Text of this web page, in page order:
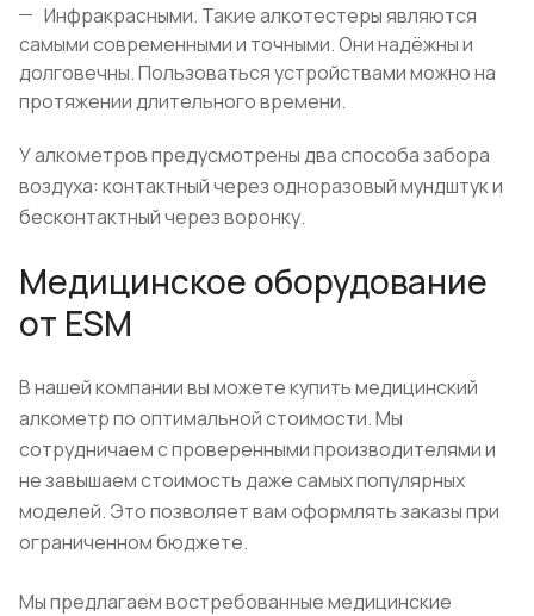
Инфракрасными. Такие алкотестеры являются
самыми современными и точными. Они надёжны и
долговечны. Пользоваться устройствами можно на
протяжении длительного времени.
У алкометров предусмотрены два способа забора
воздуха: контактный через одноразовый мундштук и
бесконтактный через воронку.
Медицинское оборудование
от ESM
В нашей компании вы можете купить медицинский
алкометр по оптимальной стоимости. Мы
сотрудничаем с проверенными производителями и
не завышаем стоимость даже самых популярных
моделей. Это позволяет вам оформлять заказы при
ограниченном бюджете.
Мы предлагаем востребованные медицинские